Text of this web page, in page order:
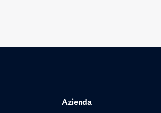
Azienda